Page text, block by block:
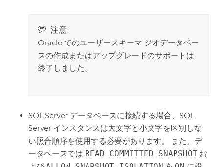
注意:
Oracleでのユーザースキーマ ジオデータベー
スの作成またはアップグレードのサポートは
終了しました。
SQL Server データベースに接続する場合、 SQL
Server インスタンスは大文字と小文字を区別しな
い照合順序を使用する必要があります。 また、デ
ータベースでは READ_COMMITTED_SNAPSHOT お